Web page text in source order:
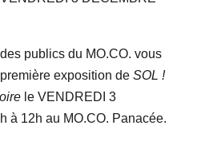
publics du MO.CO. vous
exposition de SOL !
le VENDREDI 3
à 12h au MO.CO. Panacée.